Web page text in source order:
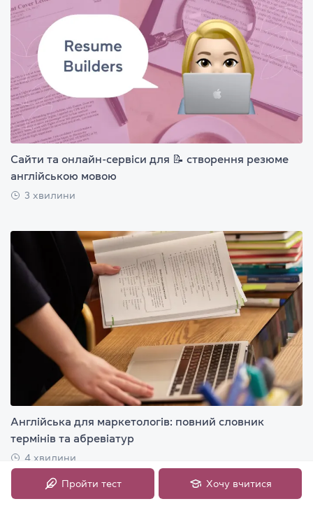
Сайти та онлайн-сервіси для 📝 створення резюме
англійською мовою
3 хвилини
Англійська для маркетологів: повний словник
термінів та абревіатур
4 хвилини
Пройти тест Хочу вчитися